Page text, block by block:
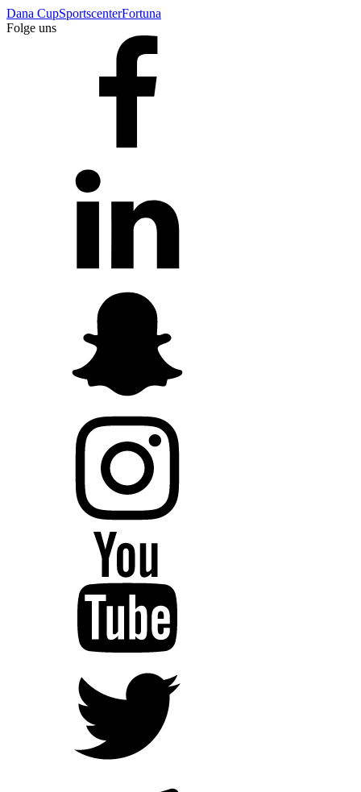
Dana CupSportscenterFortuna
Folge uns